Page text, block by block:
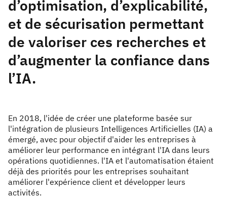
d’optimisation, d’explicabilité,
et de sécurisation permettant
de valoriser ces recherches et
d’augmenter la confiance dans
l’IA.
En 2018, l'idée de créer une plateforme basée sur
l'intégration de plusieurs Intelligences Artificielles (IA) a
émergé, avec pour objectif d'aider les entreprises à
améliorer leur performance en intégrant l'IA dans leurs
opérations quotidiennes. l'IA et l'automatisation étaient
déjà des priorités pour les entreprises souhaitant
améliorer l'expérience client et développer leurs
activités.